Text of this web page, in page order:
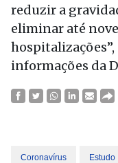
reduzir a
eliminar até
informações da
Coronavírus Estudo